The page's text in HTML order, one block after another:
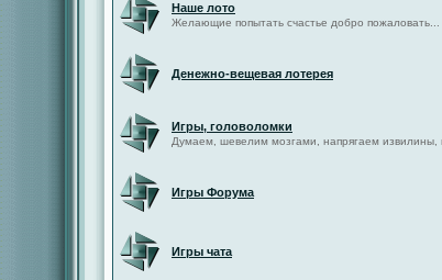
Наше лото
Желающие попытать счастье добро пожаловать...
Денежно-вещевая лотерея
Игры, головоломки
Думаем, шевелим мозгами, напрягаем извилины,
Игры Форума
Игры чата